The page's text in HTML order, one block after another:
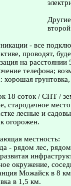
- все
проводят,
на
телефона;
хорошая
18 соток / СНТ /
стародачное
лесные и
огорожен.
местность:
- рядом лес,
окружение,
Можайск в 8
в 1,5 км.